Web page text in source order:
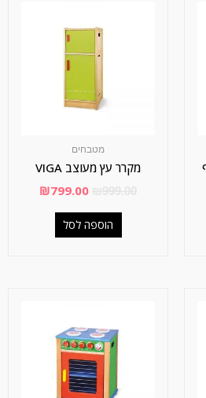
מטבחים
מקרר עץ מעוצב VIGA
₪799.00
הוספה לסל